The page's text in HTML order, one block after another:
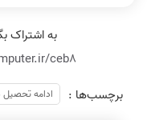
ceb8
برچسب‌ها :
ادامه تحصیل